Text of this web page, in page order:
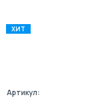
ХИТ
Артикул: